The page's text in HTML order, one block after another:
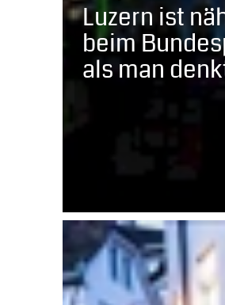
Luzern ist
beim
als man